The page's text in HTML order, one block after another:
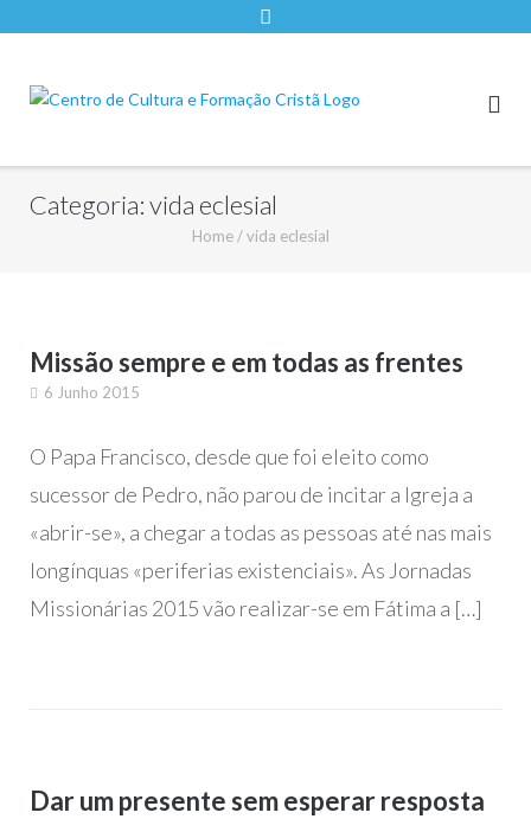
Categoria:vida eclesial
Home/vida eclesial
Missão sempre e em todas as frentes
6 Junho 2015
O Papa Francisco, desde que foi eleito como
sucessor de Pedro, não parou de incitar a Igreja a
«abrir-se», a chegar a todas as pessoas até nas mais
longínquas «periferias existenciais». As Jornadas
Missionárias 2015 vão realizar-se em Fátima a […]
Dar um presente sem esperar resposta